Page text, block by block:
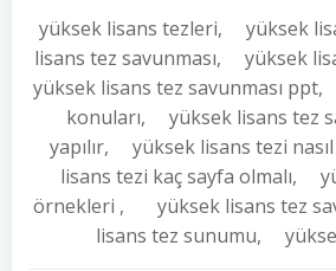
yüksek lisans tezleri, yüksek
lisans tez savunması, yüksek
yüksek lisans tez savunması
konuları, yüksek lisans tez
yapılır, yüksek lisans tezi
lisans tezi kaç sayfa olmalı,
örnekleri , yüksek lisans tez
lisans tez sunumu,